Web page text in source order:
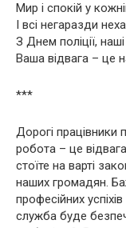
Мир і спокій у
І всі негаразди
З Днем поліції, наші
Ваша відвага – це
***
Дорогі працівники
робота – це
стоїте на варті
наших громадян.
професійних
служба буде